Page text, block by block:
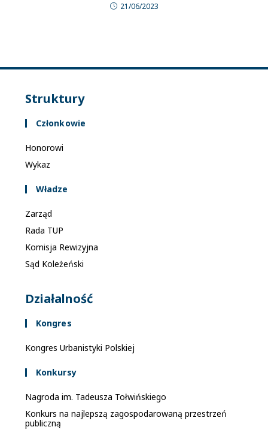
21/06/2023
Struktury
Członkowie
Honorowi
Wykaz
Władze
Zarząd
Rada TUP
Komisja Rewizyjna
Sąd Koleżeński
Działalność
Kongres
Kongres Urbanistyki Polskiej
Konkursy
Nagroda im. Tadeusza Tołwińskiego
Konkurs na najlepszą zagospodarowaną przestrzeń
publiczną